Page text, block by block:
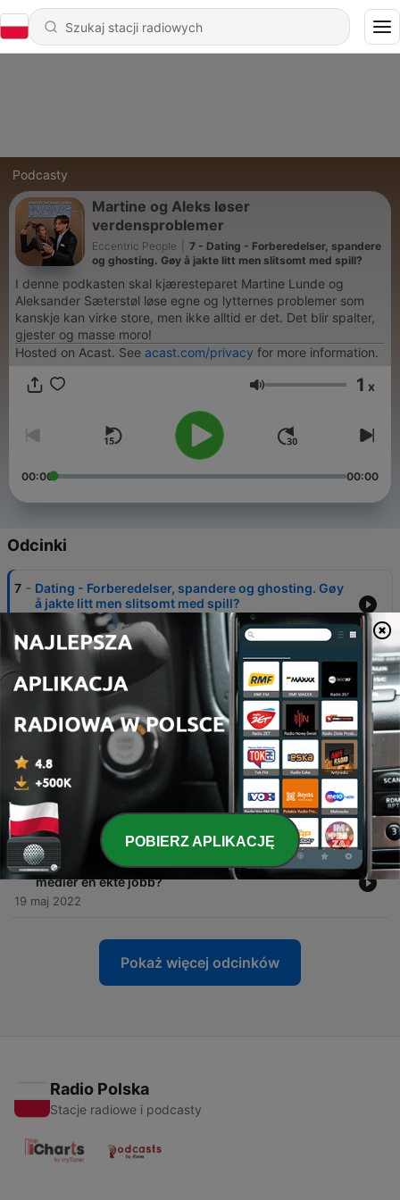
Podcasty
Martine og Aleks løser
verdensproblemer
Eccentric People
7 - Dating - Forberedelser, spandere
og ghosting. Gøy å jakte litt men slitsomt med spill?
I denne podkasten skal kjæresteparet Martine Lunde og
Aleksander Sæterstøl løse egne og lytternes problemer som
kanskje kan virke store, men ikke alltid er det. Det blir spalter,
gjester og masse moro!
Hosted on Acast. See acast.com/privacy for more information.
Głośność 1 x
00:00 00:00
Odcinki
7 - Dating - Forberedelser, spandere og ghosting. Gøy
å jakte litt men slitsomt med spill?
6
Kroppspress - Vaginakompleks, trening og
kosmetiske inngrep
09 cze 2022
5 - Fremtid, med Lilli Bendriss - Bruk av evner, energier
og manifestering
02 cze 2022
Følelser - Overtenke, trygghet og kommunikasjon.
Hvordan takle en dårlig dag?
26 maj 2022
3 - Sosiale Medier - Tillit, likes av bilder og er sosiale
medier en ekte jobb?
19 maj 2022
Pokaż więcej odcinków
Radio Polska
Stacje radiowe i podcasty
POBIERZ APLIKACJĘ